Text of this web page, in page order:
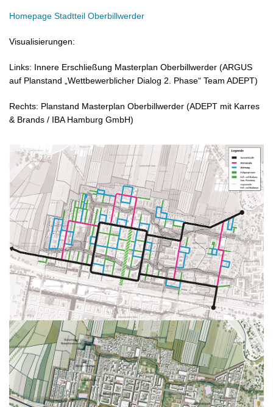
Homepage Stadtteil Oberbillwerder
Visualisierungen:
Links: Innere Erschließung Masterplan Oberbillwerder (ARGUS
auf Planstand „Wettbewerblicher Dialog 2. Phase“ Team ADEPT)
Rechts: Planstand Masterplan Oberbillwerder (ADEPT mit Karres
& Brands / IBA Hamburg GmbH)